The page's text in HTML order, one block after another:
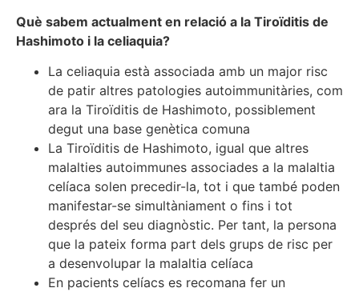
Què sabem actualment en relació a la Tiroïditis de
Hashimoto i la celiaquia?
La celiaquia està associada amb un major risc
de patir altres patologies autoimmunitàries, com
ara la Tiroïditis de Hashimoto, possiblement
degut una base genètica comuna
La Tiroïditis de Hashimoto, igual que altres
malalties autoimmunes associades a la malaltia
celíaca solen precedir-la, tot i que també poden
manifestar-se simultàniament o fins i tot
després del seu diagnòstic. Per tant, la persona
que la pateix forma part dels grups de risc per
a desenvolupar la malaltia celíaca
En pacients celíacs es recomana fer un